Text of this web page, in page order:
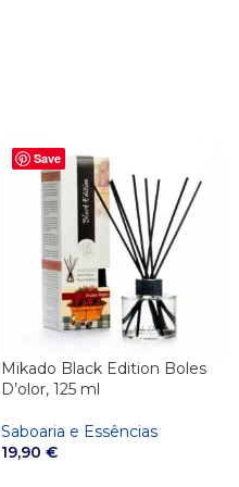
Save
Mikado Black Edition Boles
D’olor, 125 ml
Saboaria e Essências
19,90 €